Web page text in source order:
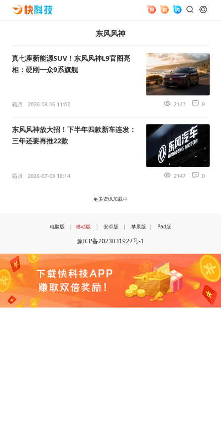
东风风神
真七座新能源SUV！东风风神L9官图亮
相：硬刚一众9系旗舰
霜月 2026-08-06 11:02 2143 9
东风风神放大招！下半年四款新车连发：
三年还要再推22款
霜月 2026-07-08 18:14 2147 0
更多资讯加载中
电脑版 | 移动版 | 安卓版 | 苹果版 | Pad版
豫ICP备2023031922号-1